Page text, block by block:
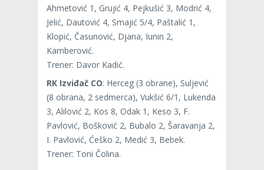
Ahmetović 1, Grujić 4, Pejkušić 3, Modrić 4,
Jelić, Dautović 4, Smajić 5/4, Paštalić 1,
Klopić, Časunović, Djana, Iunin 2,
Kamberović.
Trener: Davor Kadić.
RK Izviđač CO: Herceg (3 obrane), Suljević
(8 obrana, 2 sedmerca), Vukšić 6/1, Lukenda
3, Alilović 2, Kos 8, Odak 1, Keso 3, F.
Pavlović, Bošković 2, Bubalo 2, Šaravanja 2,
I. Pavlović, Ćeško 2, Medić 3, Bebek.
Trener: Toni Čolina.